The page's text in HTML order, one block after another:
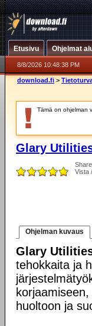
Etusivu Ohjelmat
8/8/2026 10:48:38 PM
download.fi >
Tämä on ohjelman
Glary
Vista
Ohjelman kuvaus
Glary
tehokkaita ja
huoltoon ja